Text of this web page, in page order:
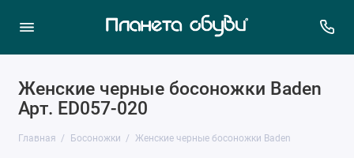
Женские черные босоножки Baden
Арт. ED057-020
Главная Босоножки Женские черные босоножки Baden